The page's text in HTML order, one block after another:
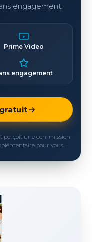
engagement.
Prime Video
engagement
perçoit une commission
pour vous.